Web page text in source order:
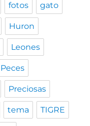
fotos gato
Huron
Leones
Peces
Preciosas
tema TIGRE